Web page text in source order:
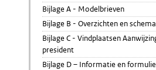
Bijlage A - Modelbrieven
Bijlage B - Overzichten en
Bijlage C - Vindplaatsen
president
Bijlage D – Informatie en